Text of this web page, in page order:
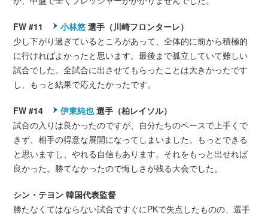
FW #11 小林悠 選手（川崎フロンターレ）
少し下がり過ぎているところがあって、全体的に前から積極的
に行ければよかったと思います。最後まで孤立していて難しい
試合でした。全試合に出させてもらったことは大きかったです
し、もっと結果で応えたかったです。
FW #14 伊東純也選手（柏レイソル）
試合の入りは良かったのですが、自分たちのペースで上手くで
きず、相手の得意な展開になってしまいました。もっとできる
と思いますし、やれる自信もあります。それをもっと出せれば
良かった。勝てなかったので悔しさが残る大会でした。
シン・テヨン 韓国代表監督
勝たなくてはならない試合ですぐにPKで失点したものの、選手